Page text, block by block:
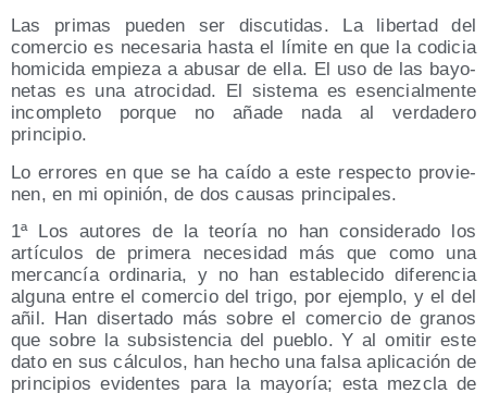
Las pri­mas pue­den ser dis­cu­ti­das. La liber­tad del
comer­cio es nece­sa­ria has­ta el lími­te en que la codi­cia
homi­ci­da empie­za a abu­sar de ella. El uso de las bayo­
ne­tas es una atro­ci­dad. El sis­te­ma es esen­cial­men­te
incom­ple­to por­que no aña­de nada al ver­da­de­ro
principio.
Lo erro­res en que se ha caí­do a este res­pec­to pro­vie­
nen, en mi opi­nión, de dos cau­sas principales.
1ª Los auto­res de la teo­ría no han con­si­de­ra­do los
artícu­los de pri­me­ra nece­si­dad más que como una
mer­can­cía ordi­na­ria, y no han esta­ble­ci­do dife­ren­cia
algu­na entre el comer­cio del tri­go, por ejem­plo, y el del
añil. Han diser­ta­do más sobre el comer­cio de gra­nos
que sobre la sub­sis­ten­cia del pue­blo. Y al omi­tir este
dato en sus cálcu­los, han hecho una fal­sa apli­ca­ción de
prin­ci­pios evi­den­tes para la mayo­ría; esta mez­cla de